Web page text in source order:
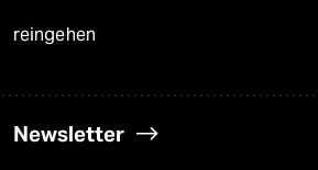
reingehen
Newsletter